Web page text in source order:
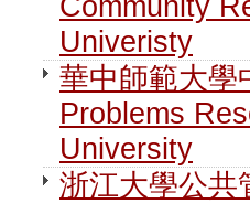
Community
Univeristy
華中師範大學
Problems
University
浙江大學公共